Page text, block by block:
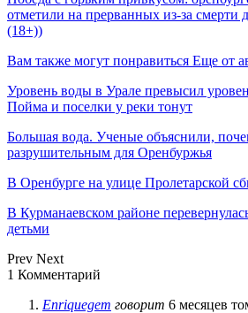
отметили на прерванных из-за смерти
(18+))
Вам также могут понравиться Еще от
Уровень воды в Урале превысил
Пойма и поселки у реки тонут
Большая вода. Ученые объяснили,
разрушительным для Оренбуржья
В Оренбурге на улице Пролетарской
В Курманаевском районе
детьми
Prev Next
1 Комментарий
Enriquegem говорит 6 месяцев